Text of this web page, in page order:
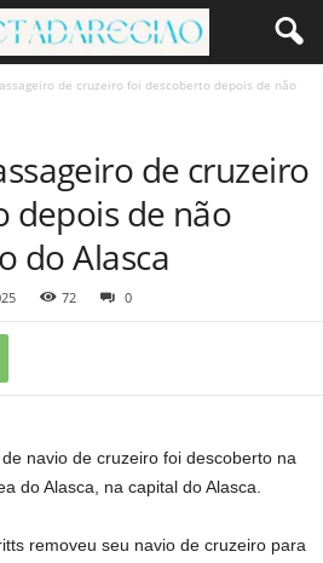
de cruzeiro foi descoberto depois de não
de cruzeiro
depois de não
do Alasca
72 0
navio de cruzeiro foi descoberto na
do Alasca, na capital do Alasca.
removeu seu navio de cruzeiro para